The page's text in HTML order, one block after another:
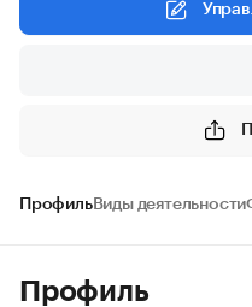
ПрофильВиды деятельности
Профиль